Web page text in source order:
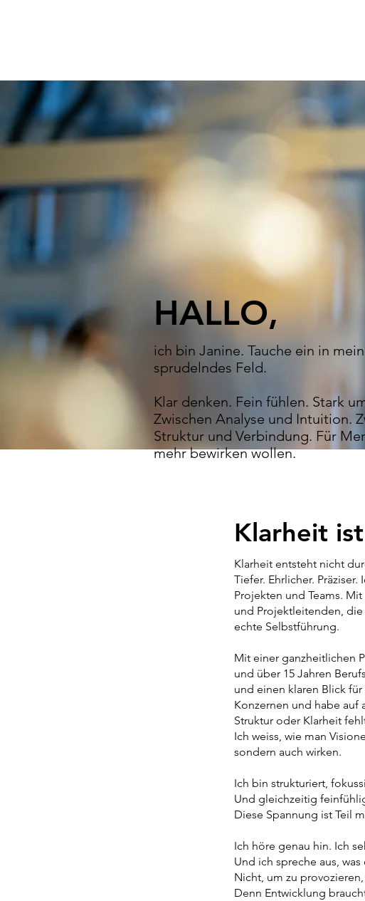
HALLO,
ich bin Janine. Tauche ein in mein
sprudelndes Feld.
Klar denken. Fein fühlen. Stark
Zwischen Analyse und Intuition.
Struktur und Verbindung. Für
mehr bewirken wollen.
Klarheit
Klarheit entsteht nicht
Tiefer. Ehrlicher.
Projekten und Teams.
und Projektleitenden, die
echte Selbstführung.
Mit einer ganzheitlichen
und über 15 Jahren
und einen klaren Blick
Konzernen und habe auf
Struktur oder Klarheit
Ich weiss, wie man
sondern auch wirken.
Ich bin strukturiert,
Und gleichzeitig
Diese Spannung ist Teil
Ich höre genau hin. Ich
Und ich spreche aus,
Nicht, um zu
Denn Entwicklung